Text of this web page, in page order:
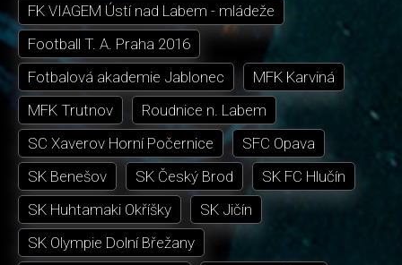
FK VIAGEM Ústí nad Labem - mládeže
Football T. A. Praha 2016
Fotbalová akademie Jablonec
MFK Karviná
MFK Trutnov
Roudnice n. Labem
SC Xaverov Horní Počernice
SFC Opava
SK Benešov
SK Český Brod
SK FC Hlučín
SK Huhtamaki Okříšky
SK Jičín
SK Olympie Dolní Břežany